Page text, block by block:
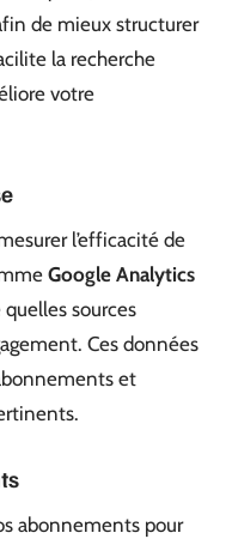
de mieux structurer
la recherche
votre
l’efficacité de
Google Analytics
sources
Ces données
et
abonnements pour